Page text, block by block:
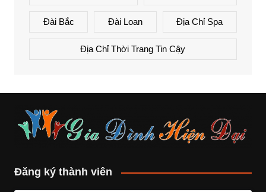
Đài Bắc Đài Loan Địa Chỉ Spa
Địa Chỉ Thời Trang Tin Cậy
Đăng ký thành viên